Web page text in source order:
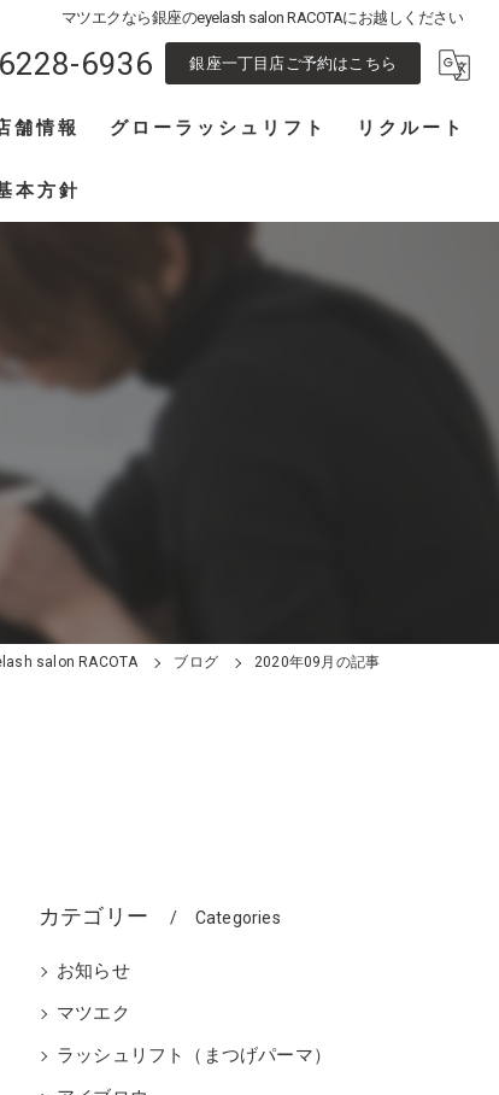
マツエクなら銀座のeyelash salon RACOTAにお越しください
6936 銀座一丁目店ご予約はこちら
舗情報
池袋東口店
グローラッシュリフト リクルート
本方針
salon RACOTA ブログ 2020年09月の記事
カテゴリー Categories
お知らせ
マツエク
ラッシュリフト（まつげパーマ）